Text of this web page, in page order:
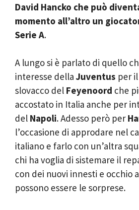
David Hancko che può
momento all’altro un
Serie A.
A lungo si è parlato di quello
interesse della Juventus per
slovacco del Feyenoord che
accostato in Italia anche per
del Napoli. Adesso però per
l’occasione di approdare nel
italiano e farlo con un’altra
chi ha voglia di sistemare il
con dei nuovi innesti e occhio
possono essere le sorprese.